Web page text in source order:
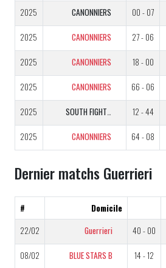
2025 CANONNIERS 00 - 07
2025 CANONNIERS 27 - 06
2025 CANONNIERS 18 - 00
2025 CANONNIERS 66 - 06
2025 SOUTH FIGHTERS 12 - 44
2025 CANONNIERS 64 - 08
Dernier matchs Guerrieri
# Domicile
22/02
Guerrieri 40 - 00
08/02 BLUE STARS B 14 - 12